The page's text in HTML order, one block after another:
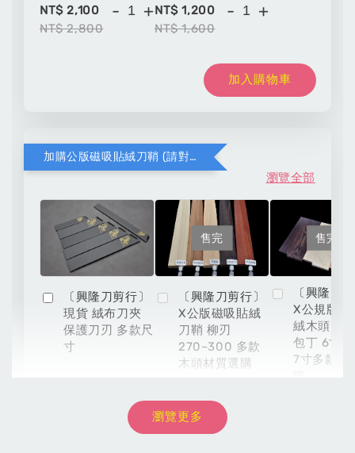
NT$ 2,100
NT$ 2,800
- +NT$ 1,200
NT$ 1,600
- +
加入購物車
加購公版磁吸貼絨刀鞘 (請對應木頭材質與刀款尺寸)
瀏覽全部
〔興隆刀剪行〕
現貨 絨布刀夾
保護刀刃 多款尺
寸
+
售完
〔興隆刀剪行〕
X公版磁吸貼絨
刀鞘 柳刃
270~300 多款
木頭材質選購
NT$ 899
售完
〔興隆刀
X公規版磁
絨木頭刀
包丁 6寸
7寸多款材
瀏覽更多